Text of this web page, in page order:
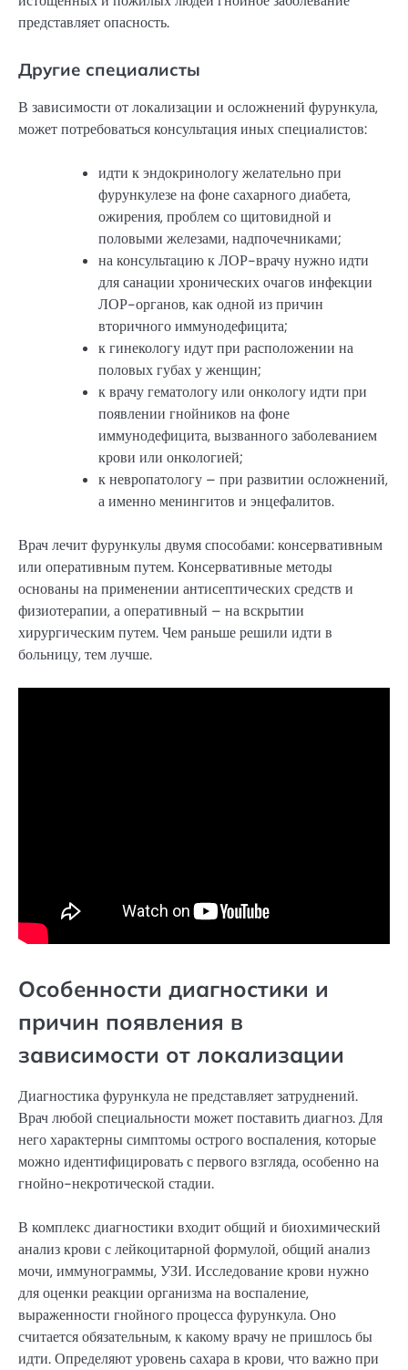
представляет опасность.
Другие специалисты
В зависимости от локализации и осложнений фурункула,
может потребоваться консультация иных специалистов:
идти к эндокринологу желательно при
фурункулезе на фоне сахарного диабета,
ожирения, проблем со щитовидной и
половыми железами, надпочечниками;
на консультацию к ЛОР-врачу нужно идти
для санации хронических очагов инфекции
ЛОР-органов, как одной из причин
вторичного иммунодефицита;
к гинекологу идут при расположении на
половых губах у женщин;
к врачу гематологу или онкологу идти при
появлении гнойников на фоне
иммунодефицита, вызванного заболеванием
крови или онкологией;
к невропатологу – при развитии осложнений,
а именно менингитов и энцефалитов.
Врач лечит фурункулы двумя способами: консервативным
или оперативным путем. Консервативные методы
основаны на применении антисептических средств и
физиотерапии, а оперативный – на вскрытии
хирургическим путем. Чем раньше решили идти в
больницу, тем лучше.
Особенности диагностики и
причин появления в
зависимости от локализации
Диагностика фурункула не представляет затруднений.
Врач любой специальности может поставить диагноз. Для
него характерны симптомы острого воспаления, которые
можно идентифицировать с первого взгляда, особенно на
гнойно-некротической стадии.
В комплекс диагностики входит общий и биохимический
анализ крови с лейкоцитарной формулой, общий анализ
мочи, иммунограммы, УЗИ. Исследование крови нужно
для оценки реакции организма на воспаление,
выраженности гнойного процесса фурункула. Оно
считается обязательным, к какому врачу не пришлось бы
идти. Определяют уровень сахара в крови, что важно при